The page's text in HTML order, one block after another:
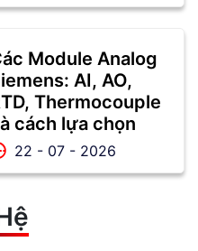
Module Analog
AI, AO,
Thermocouple
cách lựa chọn
22 - 07 - 2026